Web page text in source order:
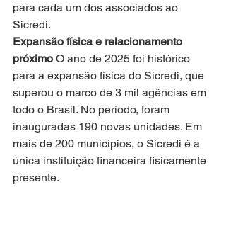
para cada um dos associados ao
Sicredi.
Expansão física e relacionamento
próximo O ano de 2025 foi histórico
para a expansão física do Sicredi, que
superou o marco de 3 mil agências em
todo o Brasil. No período, foram
inauguradas 190 novas unidades. Em
mais de 200 municípios, o Sicredi é a
única instituição financeira fisicamente
presente.